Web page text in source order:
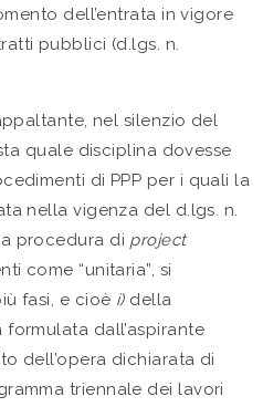
dell’entrata in vigore
pubblici (d.lgs. n.
nel silenzio del
quale disciplina dovesse
di PPP per i quali la
nella vigenza del d.lgs. n.
procedura di project
come “unitaria”, si
fasi, e cioè i)della
dall’aspirante
dell’opera dichiarata di
triennale dei lavori